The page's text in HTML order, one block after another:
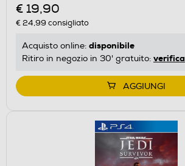
€ 19,90
€ 24,99 consigliato
Acquisto online: disponibile
Ritiro in negozio in 30' gratuito: verifica
AGGIUNGI